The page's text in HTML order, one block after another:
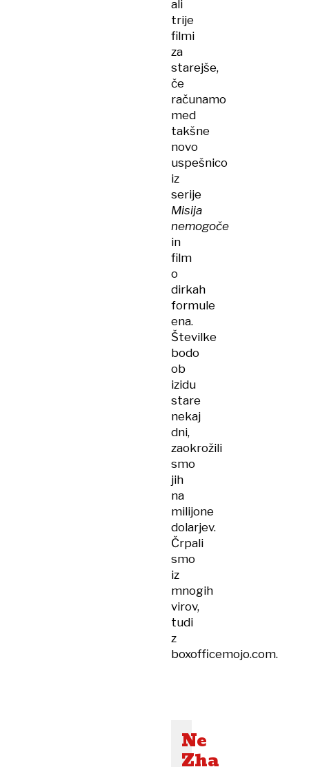
ali
trije
filmi
za
starejše,
če
računamo
med
takšne
novo
uspešnico
iz
serije
Misija
nemogoče
in
film
o
dirkah
formule
ena.
Številke
bodo
ob
izidu
stare
nekaj
dni,
zaokrožili
smo
jih
na
milijone
dolarjev.
Črpali
smo
iz
mnogih
virov,
tudi
z
boxofficemojo.com.
Ne
Zha